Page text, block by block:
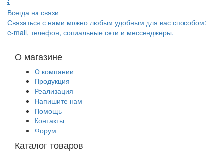
Всегда на связи
Связаться с нами можно любым удобным для вас способом:
e-mail, телефон, социальные сети и мессенджеры.
О магазине
О компании
Продукция
Реализация
Напишите нам
Помощь
Контакты
Форум
Каталог товаров